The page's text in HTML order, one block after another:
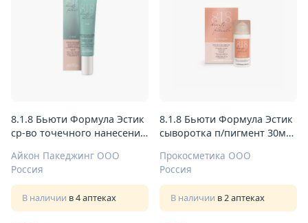
8.1.8 Бьюти Формула Эстик
ср-во точечного нанесения
Айкон Пакеджинг ООО
Россия
В наличии в 4 аптеках
8.1.8 Бьюти Формула Эстик
сыворотка п/пигмент 30мл
Прокосметика ООО
Россия
В наличии в 2 аптеках